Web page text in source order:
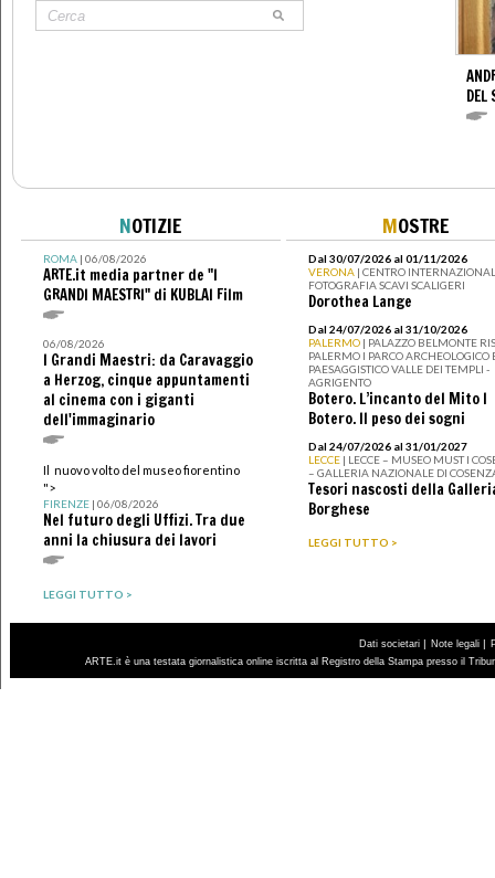
DEL
NOTIZIE
ROMA| 06/08/2026
ARTE.it media partner de "I
GRANDI MAESTRI" di KUBLAI Film
06/08/2026
I Grandi Maestri: da Caravaggio
a Herzog, cinque appuntamenti
al cinema con i giganti
dell'immaginario
Il nuovo volto del museo fiorentino
">
FIRENZE| 06/08/2026
Nel futuro degli Uffizi. Tra due
anni la chiusura dei lavori
LEGGI TUTTO >
MOSTRE
Dal 30/07/2026 al 01/11/2026
VERONA | CENTRO
FOTOGRAFIA SCAVI SCALIGERI
Dorothea Lange
Dal 24/07/2026 al 31/10/2026
PALERMO | PALAZZO BELMONTE
PALERMO I PARCO ARCHEOLOGICO
PAESAGGISTICO VALLE DEI TEMPLI -
AGRIGENTO
Botero. L’incanto del Mito I
Botero. Il peso dei sogni
Dal 24/07/2026 al 31/01/2027
LECCE | LECCE – MUSEO MUST I
– GALLERIA NAZIONALE DI
Tesori nascosti della
Borghese
LEGGI TUTTO >
Dati societari Note legali
ARTE.it è una testata giornalistica online iscritta al Registro della Stampa presso il